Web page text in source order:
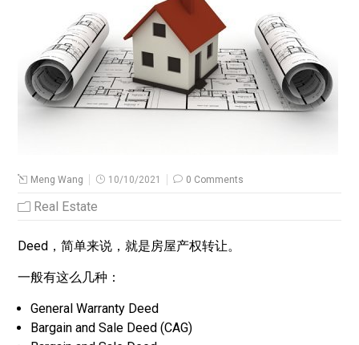
Meng Wang 10/10/2021 0 Comments
Real Estate
Deed，简单来说，就是房屋产权转让。
一般有这么几种：
General Warranty Deed
Bargain and Sale Deed (CAG)